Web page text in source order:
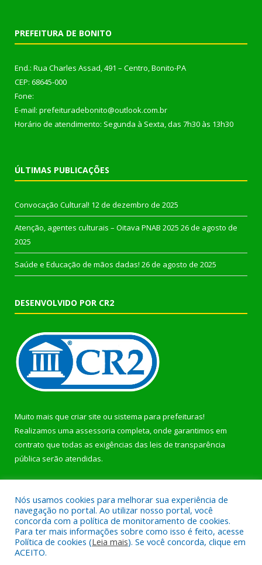
PREFEITURA DE BONITO
End.: Rua Charles Assad, 491 – Centro, Bonito-PA
CEP: 68645-000
Fone:
E-mail: prefeituradebonito@outlook.com.br
Horário de atendimento: Segunda à Sexta, das 7h30 às 13h30
ÚLTIMAS PUBLICAÇÕES
Convocação Cultural! 12 de dezembro de 2025
Atenção, agentes culturais – Oitava PNAB 2025 26 de agosto de
2025
Saúde e Educação de mãos dadas! 26 de agosto de 2025
DESENVOLVIDO POR CR2
Muito mais que criar site ou sistema para prefeituras!
Realizamos uma assessoria completa, onde garantimos em
contrato que todas as exigências das leis de transparência
pública serão atendidas.
Todos os direitos reservados a Prefeitura Municipal de Bonito.
Nós usamos cookies para melhorar sua experiência de
navegação no portal. Ao utilizar nosso portal, você
concorda com a política de monitoramento de cookies.
Para ter mais informações sobre como isso é feito, acesse
Política de cookies (Leia mais). Se você concorda, clique em
ACEITO.